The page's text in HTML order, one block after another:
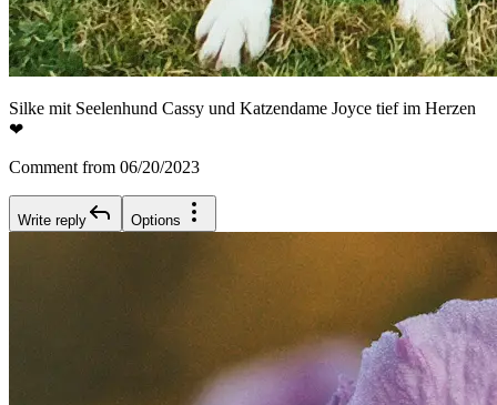
Silke mit Seelenhund Cassy und Katzendame Joyce tief im Herzen
❤
Comment from 06/20/2023
Write reply Options